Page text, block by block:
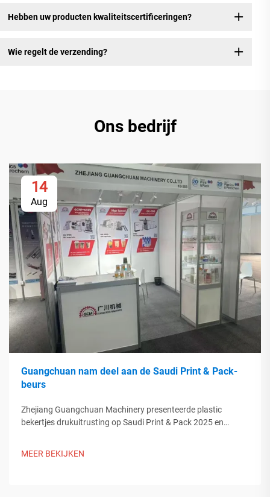
Hebben uw producten kwaliteitscertificeringen?
Wie regelt de verzending?
Ons bedrijf
14
Aug
Guangchuan nam deel aan de Saudi Print & Pack-
beurs
Zhejiang Guangchuan Machinery presenteerde plastic
bekertjes drukuitrusting op Saudi Print & Pack 2025 en
MEER BEKIJKEN